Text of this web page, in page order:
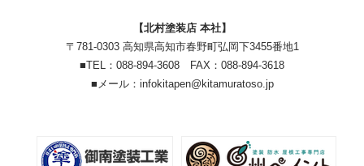
【北村塗装店 本社】
〒781-0303 高知県高知市春野町弘岡下3455番地1
■TEL：088-894-3608 FAX：088-894-3618
■メール：infokitapen@kitamuratoso.jp